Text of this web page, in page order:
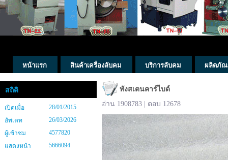
หน้าแรก สินค้าเครื่องลับคม บริการลับคม ผลิตภัณ
สถิติ
เปิดเมื่อ
28/01/2015
อัพเดท
26/03/2026
ผู้เข้าชม
4577820
แสดงหน้า
5666094
ทังสเตนคาร์ไบด์
อ่าน 1908783 | ตอบ 12678